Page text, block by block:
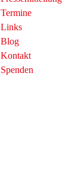
Termine
Links
Blog
Kontakt
Spenden